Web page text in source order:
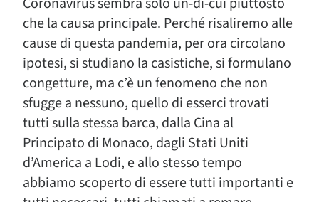
che la causa principale. Perché risaliremo alle
cause di questa pandemia, per ora circolano
ipotesi, si studiano la casistiche, si formulano
congetture, ma c’è un fenomeno che non
sfugge a nessuno, quello di esserci trovati
tutti sulla stessa barca, dalla Cina al
Principato di Monaco, dagli Stati Uniti
d’America a Lodi, e allo stesso tempo
abbiamo scoperto di essere tutti importanti e